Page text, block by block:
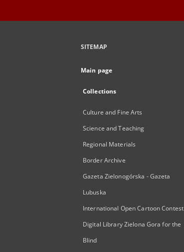
SITEMAP
Main page
Collections
Culture and Fine Arts
Science and Teaching
Regional Materials
Border Archive
Gazeta Zielonogórska - Gazeta
Lubuska
International Open Cartoon Contest
Digital Library Zielona Gora for the
Blind